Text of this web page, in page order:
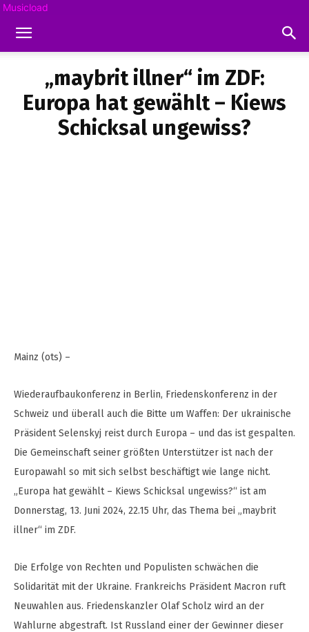
Musicload
„maybrit illner“ im ZDF:
Europa hat gewählt – Kiews
Schicksal ungewiss?
Mainz (ots) –
Wiederaufbaukonferenz in Berlin, Friedenskonferenz in der
Schweiz und überall auch die Bitte um Waffen: Der ukrainische
Präsident Selenskyj reist durch Europa – und das ist gespalten.
Die Gemeinschaft seiner größten Unterstützer ist nach der
Europawahl so mit sich selbst beschäftigt wie lange nicht.
„Europa hat gewählt – Kiews Schicksal ungewiss?“ ist am
Donnerstag, 13. Juni 2024, 22.15 Uhr, das Thema bei „maybrit
illner“ im ZDF.
Die Erfolge von Rechten und Populisten schwächen die
Solidarität mit der Ukraine. Frankreichs Präsident Macron ruft
Neuwahlen aus. Friedenskanzler Olaf Scholz wird an der
Wahlurne abgestraft. Ist Russland einer der Gewinner dieser